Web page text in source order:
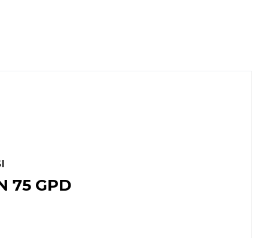
75 GPD